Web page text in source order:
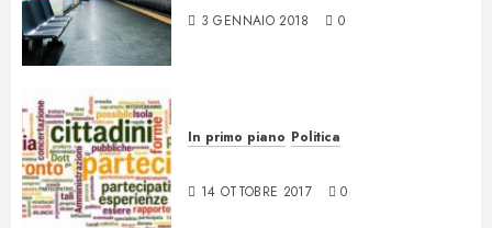
3 GENNAIO 2018 0
In primo piano Politica
14 OTTOBRE 2017 0